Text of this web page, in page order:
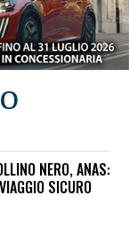
NERO, ANAS:
SICURO